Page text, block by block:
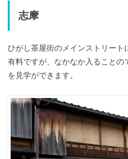
志摩
ひがし茶屋街のメインストリート
有料ですが、なかなか入ることの
を見学ができます。